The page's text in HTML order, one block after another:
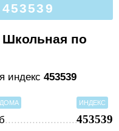
по
индекс 453539
ИНДЕКС
453539